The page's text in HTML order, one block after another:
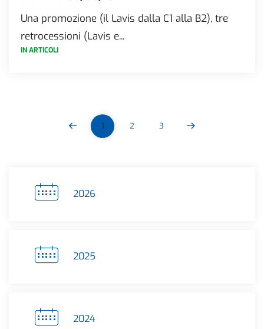
Una promozione (il Lavis dalla C1 alla B2), tre
retrocessioni (Lavis e...
IN ARTICOLI
1 2 3
2026
2025
2024